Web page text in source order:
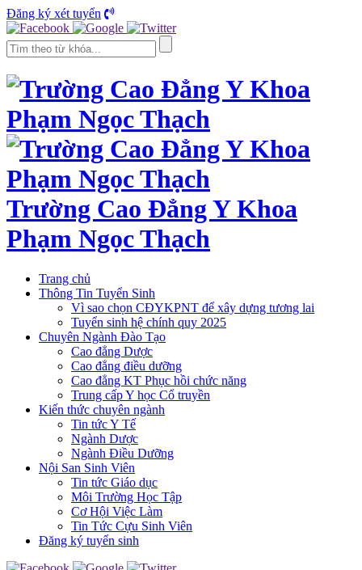
Đăng ký xét tuyển
Trường Cao Đẳng Y Khoa
Phạm Ngọc Thạch
Trang chủ
Thông Tin Tuyển Sinh
Vì sao chọn CĐYKPNT để xây dựng tương lai
Tuyển sinh hệ chính quy 2025
Chuyên Ngành Đào Tạo
Cao đẳng Dược
Cao đẳng điều dưỡng
Cao đẳng KT Phục hồi chức năng
Trung cấp Y học Cổ truyền
Kiến thức chuyên ngành
Tin tức Y Tế
Ngành Dược
Ngành Điều Dưỡng
Nội San Sinh Viên
Tin tức Giáo dục
Môi Trường Học Tập
Cơ Hội Việc Làm
Tin Tức Cựu Sinh Viên
Đăng ký tuyển sinh